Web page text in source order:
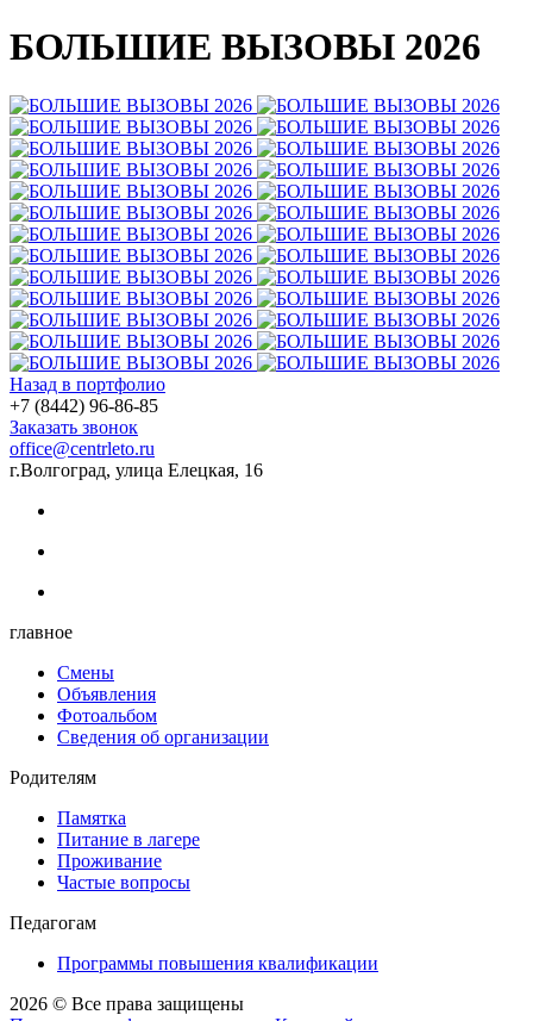
БОЛЬШИЕ ВЫЗОВЫ 2026
Назад в портфолио
+7 (8442) 96-86-85
Заказать звонок
office@centrleto.ru
г.Волгоград, улица Елецкая, 16
главное
Смены
Объявления
Фотоальбом
Сведения об организации
Родителям
Памятка
Питание в лагере
Проживание
Частые вопросы
Педагогам
Программы повышения квалификации
2026 © Все права защищены